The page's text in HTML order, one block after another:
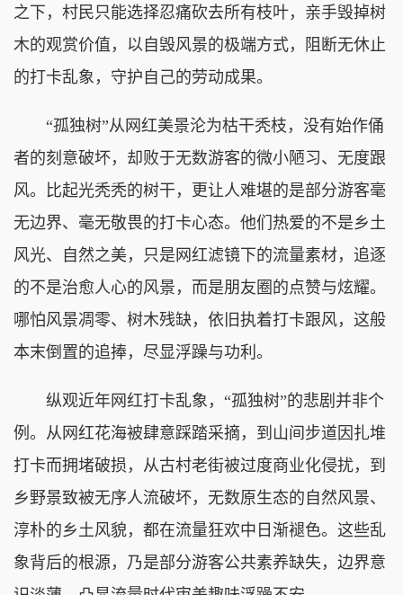
之下，村民只能选择忍痛砍去所有枝叶，亲手毁掉树
木的观赏价值，以自毁风景的极端方式，阻断无休止
的打卡乱象，守护自己的劳动成果。
“孤独树”从网红美景沦为枯干秃枝，没有始作俑
者的刻意破坏，却败于无数游客的微小陋习、无度跟
风。比起光秃秃的树干，更让人难堪的是部分游客毫
无边界、毫无敬畏的打卡心态。他们热爱的不是乡土
风光、自然之美，只是网红滤镜下的流量素材，追逐
的不是治愈人心的风景，而是朋友圈的点赞与炫耀。
哪怕风景凋零、树木残缺，依旧执着打卡跟风，这般
本末倒置的追捧，尽显浮躁与功利。
纵观近年网红打卡乱象，“孤独树”的悲剧并非个
例。从网红花海被肆意踩踏采摘，到山间步道因扎堆
打卡而拥堵破损，从古村老街被过度商业化侵扰，到
乡野景致被无序人流破坏，无数原生态的自然风景、
淳朴的乡土风貌，都在流量狂欢中日渐褪色。这些乱
象背后的根源，乃是部分游客公共素养缺失，边界意